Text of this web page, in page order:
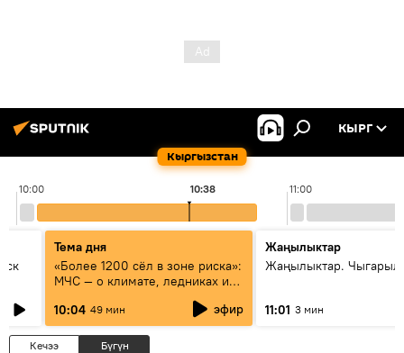
Кыргызстан
КЫРГ
10:00 11:00
10:38
Тема дня
«Более 1200 сёл в зоне риска»:
МЧС — о климате, ледниках и
населения
10:04 49 мин эфир
Жаңылыктар
Жаңылыктар.
11:01 3 мин
Кечээ Бүгүн